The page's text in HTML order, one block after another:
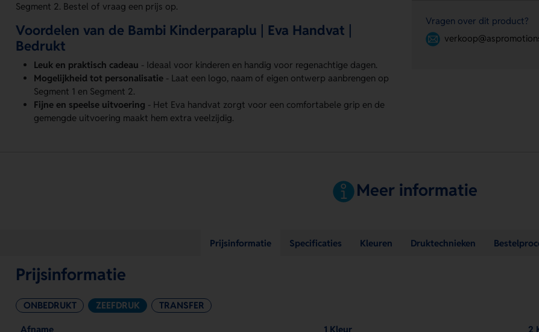
Segment 2. Bestel of vraag een prijs op.
Voordelen van de Bambi Kinderparaplu | Eva Handvat |
Bedrukt
Leuk en praktisch cadeau - Ideaal voor kinderen en handig voor regenachtige dagen.
Mogelijkheid tot personalisatie - Laat een logo, naam of eigen ontwerp aanbrengen op
Segment 1 en Segment 2.
Fijne en speelse uitvoering - Het Eva handvat zorgt voor een comfortabele grip en de
gemengde uitvoering maakt hem extra veelzijdig.
Vragen over dit product?
Meer informatie
Prijsinformatie Specificaties Kleuren Druktechnieken
Prijsinformatie
ONBEDRUKT ZEEFDRUK TRANSFER
Afname 1 Kleur
2